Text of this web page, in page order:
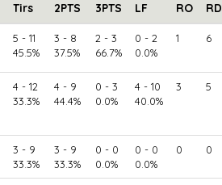
Tirs 2PTS 3PTS LF RO RD
5 - 11
45.5%
3 - 8
37.5%
2 - 3
66.7%
0 - 2
0.0%
1 6
4 - 12
33.3%
4 - 9
44.4%
0 - 3
0.0%
4 - 10
40.0%
3 5
3 - 9
33.3%
3 - 9
33.3%
0 - 0
0.0%
0 - 0
0.0%
0 0